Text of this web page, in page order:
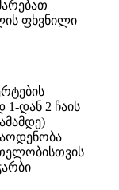
ფხვნილი
დან 2 ჩაის